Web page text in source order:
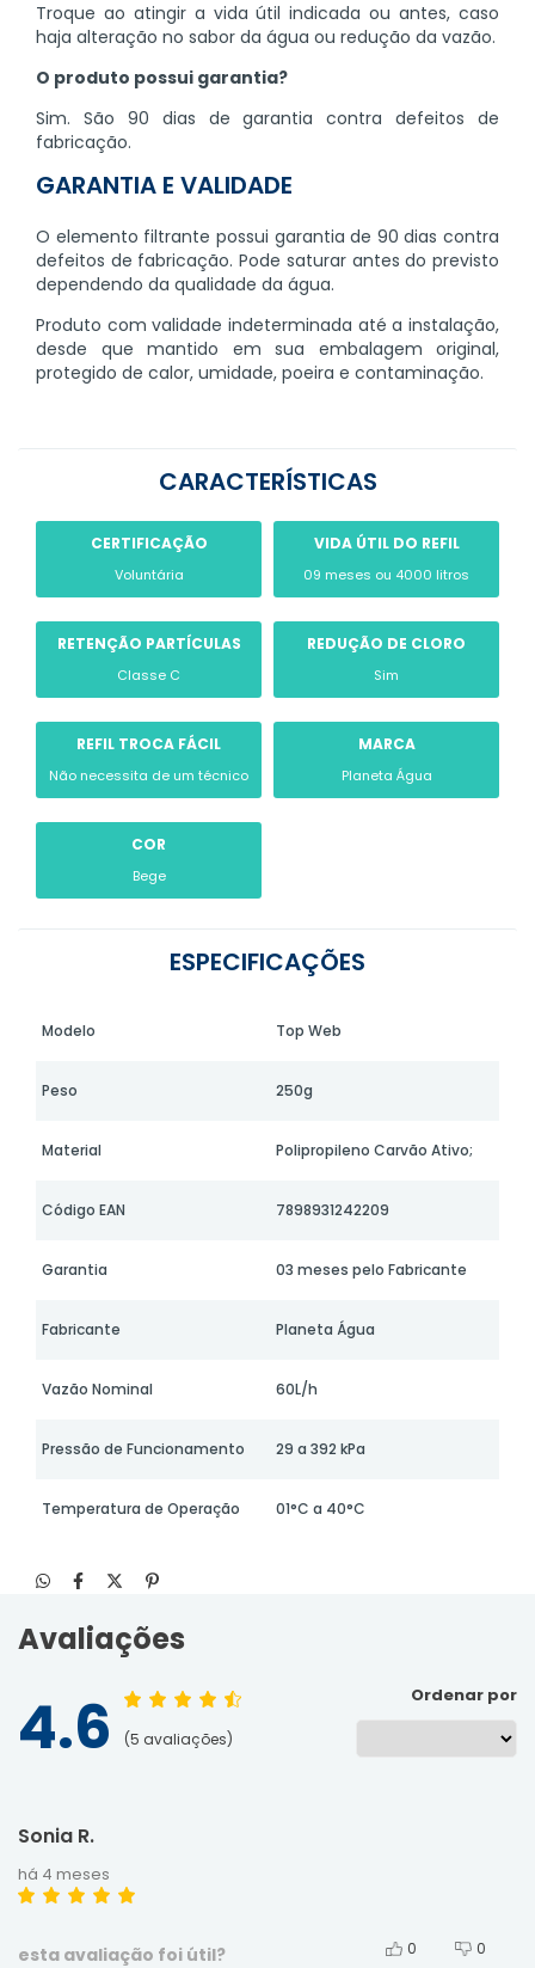
Troque ao atingir a vida útil indicada ou antes, caso
haja alteração no sabor da água ou redução da vazão.
O produto possui garantia?
Sim. São 90 dias de garantia contra defeitos de
fabricação.
GARANTIA E VALIDADE
O elemento filtrante possui garantia de 90 dias contra
defeitos de fabricação. Pode saturar antes do previsto
dependendo da qualidade da água.
Produto com validade indeterminada até a instalação,
desde que mantido em sua embalagem original,
protegido de calor, umidade, poeira e contaminação.
CARACTERÍSTICAS
CERTIFICAÇÃO
Voluntária
VIDA ÚTIL DO REFIL
09 meses ou 4000 litros
RETENÇÃO PARTÍCULAS
Classe C
REDUÇÃO DE CLORO
Sim
REFIL TROCA FÁCIL
Não necessita de um técnico
MARCA
Planeta Água
COR
Bege
ESPECIFICAÇÕES
Modelo Top Web
Peso 250g
Material Polipropileno Carvão Ativo;
Código EAN 7898931242209
Garantia 03 meses pelo Fabricante
Fabricante Planeta Água
Vazão Nominal 60L/h
Pressão de Funcionamento 29 a 392 kPa
Temperatura de Operação 01°C a 40°C
Avaliações
4.6 5 avaliações
Ordenar por
Sonia R.
há 4 meses
esta avaliação foi útil? 0 0